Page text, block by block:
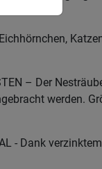
– Der
werden.
- Dank